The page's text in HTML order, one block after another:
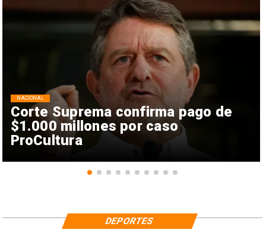
Corte Suprema confirma pago de
$1.000 millones por caso
ProCultura
NACIONAL
DEPORTES